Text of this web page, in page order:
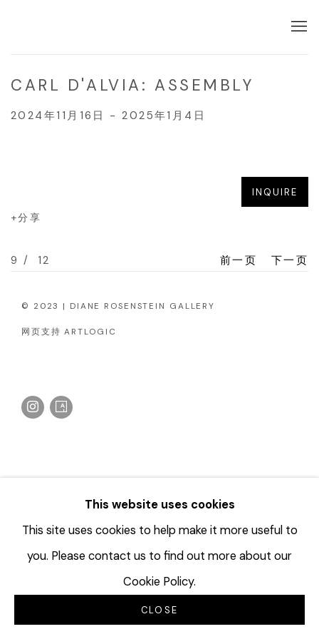
CARL D'ALVIA: ASSEMBLY
2024年11月16日 - 2025年1月4日
INQUIRE
分享
前一页 下一页
9 / 12
© 2023 | DIANE ROSENSTEIN GALLERY
网页支持 ARTLOGIC
This website uses cookies
This site uses cookies to help make it more useful to
you. Please contact us to find out more about our
Cookie Policy.
CLOSE